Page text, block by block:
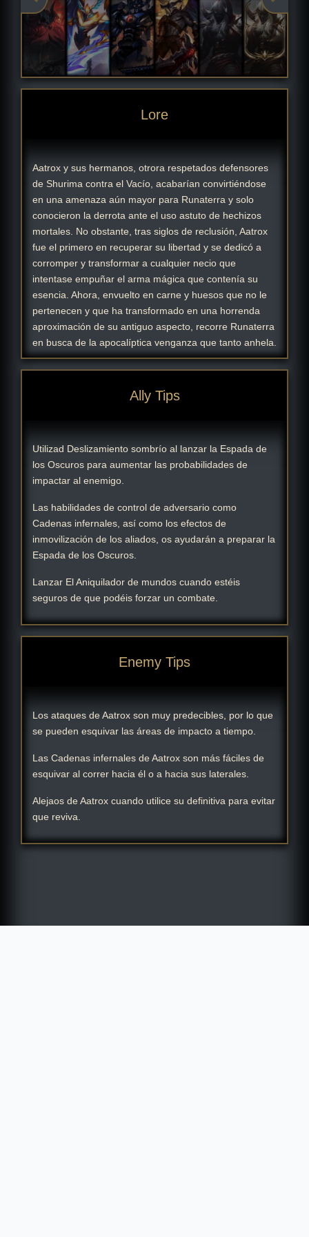
Lore
Aatrox y sus hermanos, otrora respetados defensores
de Shurima contra el Vacío, acabarían convirtiéndose
en una amenaza aún mayor para Runaterra y solo
conocieron la derrota ante el uso astuto de hechizos
mortales. No obstante, tras siglos de reclusión, Aatrox
fue el primero en recuperar su libertad y se dedicó a
corromper y transformar a cualquier necio que
intentase empuñar el arma mágica que contenía su
esencia. Ahora, envuelto en carne y huesos que no le
pertenecen y que ha transformado en una horrenda
aproximación de su antiguo aspecto, recorre Runaterra
en busca de la apocalíptica venganza que tanto anhela.
Ally Tips
Utilizad Deslizamiento sombrío al lanzar la Espada de
los Oscuros para aumentar las probabilidades de
impactar al enemigo.
Las habilidades de control de adversario como
Cadenas infernales, así como los efectos de
inmovilización de los aliados, os ayudarán a preparar la
Espada de los Oscuros.
Lanzar El Aniquilador de mundos cuando estéis
seguros de que podéis forzar un combate.
Enemy Tips
Los ataques de Aatrox son muy predecibles, por lo que
se pueden esquivar las áreas de impacto a tiempo.
Las Cadenas infernales de Aatrox son más fáciles de
esquivar al correr hacia él o a hacia sus laterales.
Alejaos de Aatrox cuando utilice su definitiva para evitar
que reviva.